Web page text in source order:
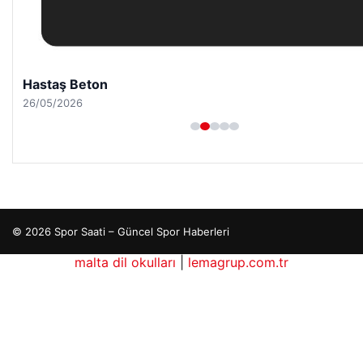
Hastaş Beton
26/05/2026
© 2026 Spor Saati – Güncel Spor Haberleri
malta dil okulları
lemagrup.com.tr